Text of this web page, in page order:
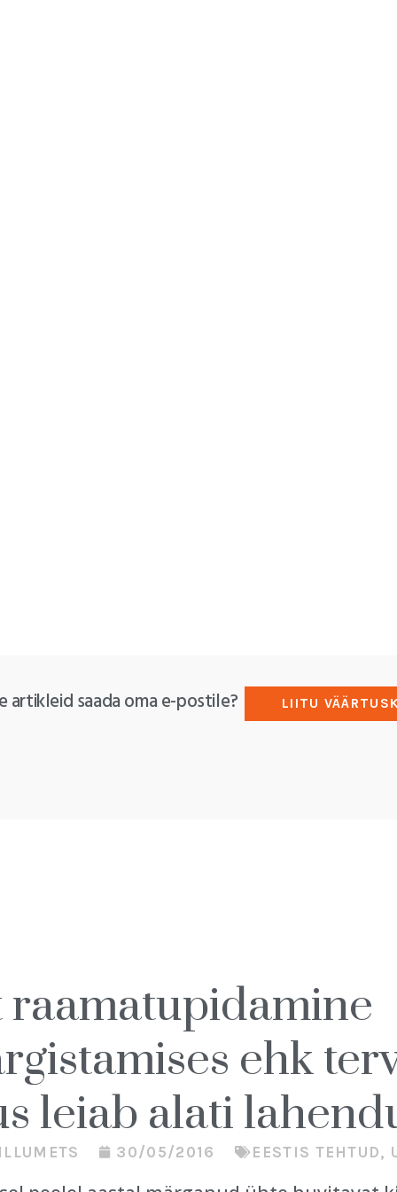
artikleid saada oma e-postile? LIITU
raamatupidamine
ehk
leiab alati
30/05/2016 EESTIS TEHTUD,